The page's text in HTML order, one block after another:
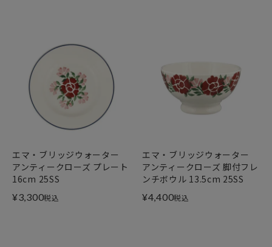
エマ・ブリッジウォーター
アンティークローズ プレート
16cm 25SS
¥3,300税込
エマ・ブリッジウォーター
アンティークローズ 脚付フレ
ンチボウル 13.5cm 25SS
¥4,400税込